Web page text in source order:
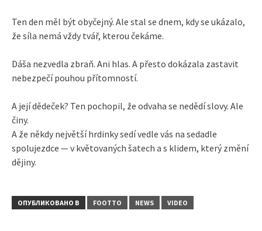
Ten den měl být obyčejný. Ale stal se dnem, kdy se ukázalo,
že síla nemá vždy tvář, kterou čekáme.
Dáša nezvedla zbraň. Ani hlas. A přesto dokázala zastavit
nebezpečí pouhou přítomností.
A její dědeček? Ten pochopil, že odvaha se nedědí slovy. Ale
činy.
A že někdy největší hrdinky sedí vedle vás na sedadle
spolujezdce — v květovaných šatech a s klidem, který změní
dějiny.
ОПУБЛИКОВАНО В FOOTTO NEWS VIDEO